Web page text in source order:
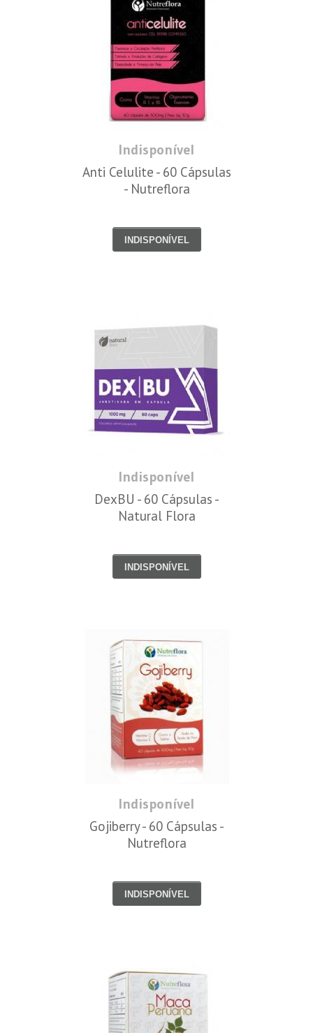
Indisponível
Anti Celulite - 60 Cápsulas
- Nutreflora
INDISPONÍVEL
Indisponível
DexBU - 60 Cápsulas -
Natural Flora
INDISPONÍVEL
Indisponível
Gojiberry - 60 Cápsulas -
Nutreflora
INDISPONÍVEL